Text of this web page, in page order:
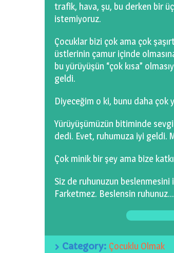
trafik, hava, şu, bu derken bir
istemiyoruz.
Çocuklar bizi çok ama çok
üstlerinin çamur içinde
bu yürüyüşün “çok kısa”
geldi.
Diyeceğim o ki, bunu daha çok
Yürüyüşümüzün bitiminde
dedi. Evet, ruhumuza iyi geldi.
Çok minik bir şey ama bize
Siz de ruhunuzun beslenmesini
Farketmez. Beslensin ruhunuz…
Category: Çocuklu Olmak